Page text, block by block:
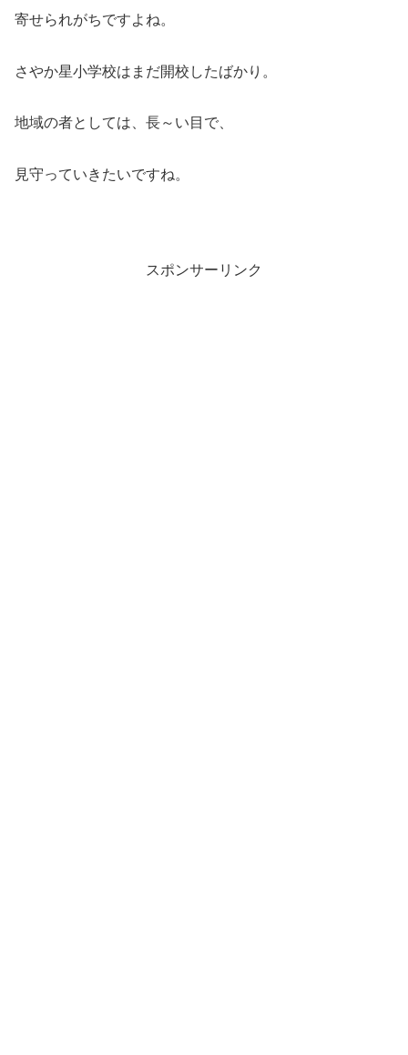
寄せられがちですよね。
さやか星小学校はまだ開校したばかり。
地域の者としては、長～い目で、
見守っていきたいですね。
スポンサーリンク